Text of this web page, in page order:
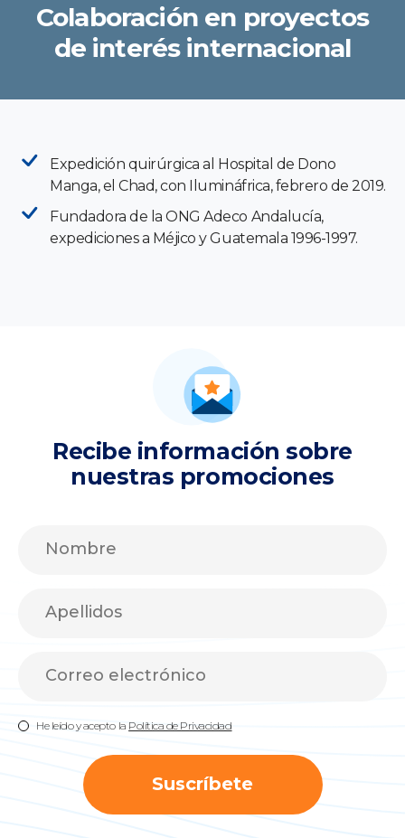
Colaboración en proyectos
de interés internacional
Expedición quirúrgica al Hospital de Dono
Manga, el Chad, con Ilumináfrica, febrero de 2019.
Fundadora de la ONG Adeco Andalucía,
expediciones a Méjico y Guatemala 1996-1997.
Recibe información sobre
nuestras promociones
He leído y acepto la Política de Privacidad
Suscríbete